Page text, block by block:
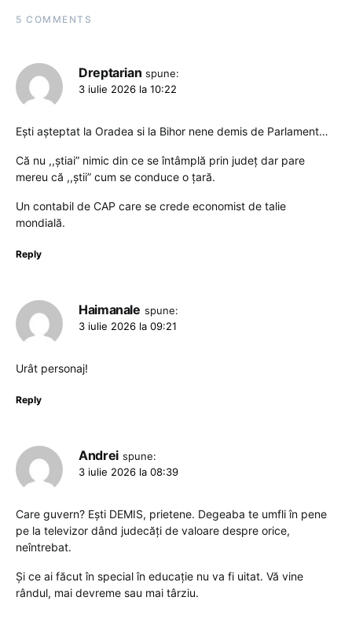
5 COMMENTS
Dreptarian spune:
3 iulie 2026 la 10:22
Ești așteptat la Oradea si la Bihor nene demis de Parlament…
Că nu ,,știai” nimic din ce se întâmplă prin județ dar pare
mereu că ,,știi” cum se conduce o țară.
Un contabil de CAP care se crede economist de talie
mondială.
Reply
Haimanale spune:
3 iulie 2026 la 09:21
Urât personaj!
Reply
Andrei spune:
3 iulie 2026 la 08:39
Care guvern? Ești DEMIS, prietene. Degeaba te umfli în pene
pe la televizor dând judecăți de valoare despre orice,
neîntrebat.
Și ce ai făcut în special în educație nu va fi uitat. Vă vine
rândul, mai devreme sau mai târziu.